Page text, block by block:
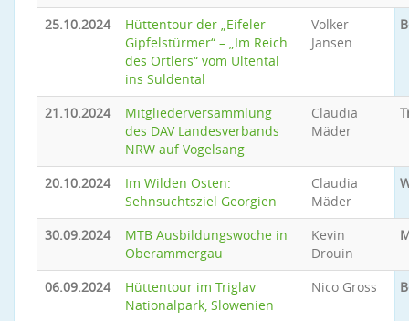
25.10.2024
Hüttentour der „Eifeler
Gipfelstürmer“ – „Im Reich
des Ortlers“ vom Ultental
ins Suldental
Volker
Jansen
21.10.2024
Mitgliederversammlung
des DAV Landesverbands
NRW auf Vogelsang
Claudia
Mäder
20.10.2024
Im Wilden Osten:
Sehnsuchtsziel Georgien
Claudia
Mäder
30.09.2024
MTB Ausbildungswoche in
Oberammergau
Kevin
Drouin
06.09.2024
Hüttentour im Triglav
Nationalpark, Slowenien
Nico Gross